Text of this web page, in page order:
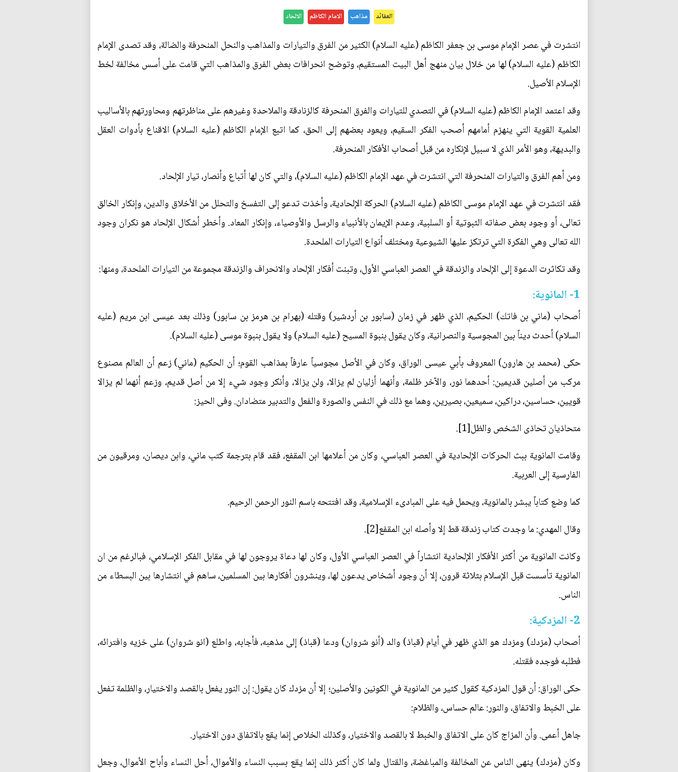
العقائد مذاهب الامام الكاظم الالحاد
انتشرت في عصر الإمام موسى بن جعفر الكاظم (عليه السلام) الكثير من الفرق والتيارات والمذاهب والنحل المنحرفة والضالة، وقد تصدى الإمام
الكاظم (عليه السلام) لها من خلال بيان منهج أهل البيت المستقيم، وتوضح انحرافات بعض الفرق والمذاهب التي قامت على أسس مخالفة لخط
الإسلام الأصيل.
وقد اعتمد الإمام الكاظم (عليه السلام) في التصدي للتيارات والفرق المنحرفة كالزنادقة والملاحدة وغيرهم على مناظرتهم ومحاورتهم بالأساليب
العلمية القوية التي ينهزم أمامهم أصحب الفكر السقيم، ويعود بعضهم إلى الحق، كما اتبع الإمام الكاظم (عليه السلام) الاقناع بأدوات العقل
والبديهة، وهو الأمر الذي لا سبيل لإنكاره من قبل أصحاب الأفكار المنحرفة.
ومن أهم الفرق والتيارات المنحرفة التي انتشرت في عهد الإمام الكاظم (عليه السلام)، والتي كان لها أتباع وأنصار، تيار الإلحاد.
فقد انتشرت في عهد الإمام موسى الكاظم (عليه السلام) الحركة الإلحادية، وأخذت تدعو إلى التفسخ والتحلل من الأخلاق والدين، وإنكار الخالق
تعالى، أو وجود بعض صفاته الثبوتية أو السلبية، وعدم الإيمان بالأنبياء والرسل والأوصياء، وإنكار المعاد. وأخطر أشكال الإلحاد هو نكران وجود
الله تعالى وهي الفكرة التي ترتكز عليها الشيوعية ومختلف أنواع التيارات الملحدة.
وقد تكاثرت الدعوة إلى الإلحاد والزندقة في العصر العباسي الأول، وتبنت أفكار الإلحاد والانحراف والزندقة مجموعة من التيارات الملحدة، ومنها:
1- المانوية:
أصحاب (ماني بن فاتك) الحكيم، الذي ظهر في زمان (سابور بن أردشير) وقتله (بهرام بن هرمز بن سابور) وذلك بعد عيسى ابن مريم (عليه
السلام) أحدث ديناً بين المجوسية والنصرانية، وكان يقول بنبوة المسيح (عليه السلام) ولا يقول بنبوة موسى (عليه السلام).
حكى (محمد بن هارون) المعروف بأبي عيسى الوراق، وكان في الأصل مجوسياً عارفاً بمذاهب القوم؛ أن الحكيم (ماني) زعم أن العالم مصنوع
مركب من أصلين قديمين: أحدهما نور، والآخر ظلمة، وأنهما أزليان لم يزالا، ولن يزالا، وأنكر وجود شيء إلا من أصل قديم، وزعم أنهما لم يزالا
قويين، حساسين، دراكين، سميعين، بصيرين، وهما مع ذلك في النفس والصورة والفعل والتدبير متضادان. وفى الحيز:
متحاذيان تحاذى الشخص والظل[1].
وقامت المانوية ببث الحركات الإلحادية في العصر العباسي، وكان من أعلامها ابن المقفع، فقد قام بترجمة كتب ماني، وابن ديصان، ومرقيون من
الفارسية إلى العربية.
كما وضع كتاباً يبشر بالمانوية، ويحمل فيه على المبادىء الإسلامية، وقد افتتحه باسم النور الرحمن الرحيم.
وقال المهدي: ما وجدت كتاب زندقة قط إلا وأصله ابن المقفع[2].
وكانت المانوية من أكثر الأفكار الإلحادية انتشاراً في العصر العباسي الأول، وكان لها دعاة يروجون لها في مقابل الفكر الإسلامي، فبالرغم من ان
المانوية تأسست قبل الإسلام بثلاثة قرون، إلا أن وجود أشخاص يدعون لها، وينشرون أفكارها بين المسلمين، ساهم في انتشارها بين البسطاء من
الناس.
2- المزدكية:
أصحاب (مزدك) ومزدك هو الذي ظهر في أيام (قباذ) والد (أنو شروان) ودعا (قباذ) إلى مذهبه، فأجابه، واطلع (انو شروان) على خزيه وافترائه،
فطلبه فوجده فقتله.
حكى الوراق: أن قول المزدكية كقول كثير من المانوية في الكونين والأصلين؛ إلا أن مزدك كان يقول: إن النور يفعل بالقصد والاختيار، والظلمة تفعل
على الخبط والاتفاق، والنور: عالم حساس، والظلام:
جاهل أعمى. وأن المزاج كان على الاتفاق والخبط لا بالقصد والاختيار، وكذلك الخلاص إنما يقع بالاتفاق دون الاختيار.
وكان (مزدك) ينهى الناس عن المخالفة والمباغضة، والقتال ولما كان أكثر ذلك إنما يقع بسبب النساء والأموال، أحل النساء وأباح الأموال، وجعل